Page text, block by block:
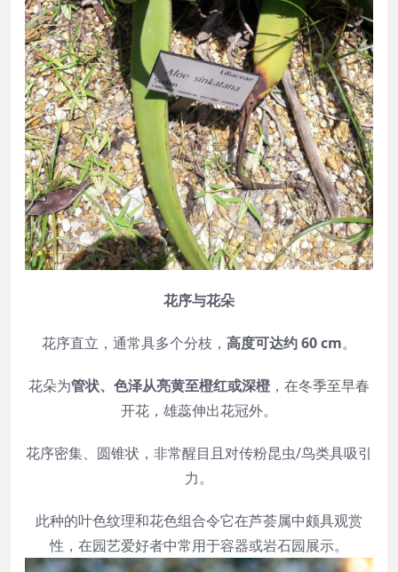
花序与花朵
花序直立，通常具多个分枝， 高度可达约 60 cm。
花朵为管状、色泽从亮黄至橙红或深橙 ，在冬季至早春
开花，雄蕊伸出花冠外。
花序密集、圆锥状，非常醒目且对传粉昆虫/鸟类具吸引
力。
此种的叶色纹理和花色组合令它在芦荟属中颇具观赏
性，在园艺爱好者中常用于容器或岩石园展示。